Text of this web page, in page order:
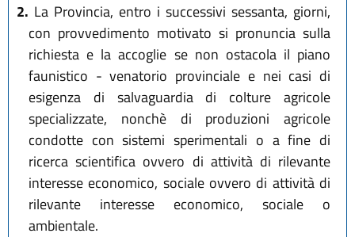
2. La Provincia, entro i successivi sessanta, giorni,
con provvedimento motivato si pronuncia sulla
richiesta e la accoglie se non ostacola il piano
faunistico - venatorio provinciale e nei casi di
esigenza di salvaguardia di colture agricole
specializzate, nonchè di produzioni agricole
condotte con sistemi sperimentali o a fine di
ricerca scientifica ovvero di attività di rilevante
interesse economico, sociale ovvero di attività di
rilevante interesse economico, sociale o
ambientale.